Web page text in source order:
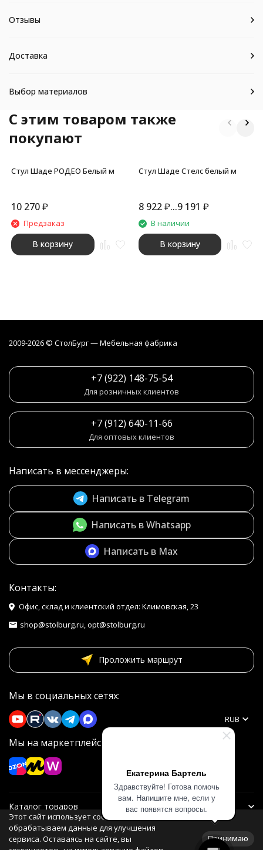
Екатерина Бартель
Здравствуйте! Готова помочь
вам. Напишите мне, если у
вас появятся вопросы.
Отзывы
Доставка
Выбор материалов
C этим товаром также
покупают
Стул Шаде РОДЕО Белый м
10 270₽
Предзаказ
В корзину
Стул Шаде Стелс белый м
8 922 ₽...9 191 ₽
В наличии
В корзину
2009-2026 © СтолБург — Мебeльная фабрика
+7 (922) 148-75-54
Для розничных клиентов
+7 (912) 640-11-66
Для оптовых клиентов
Написать в мессенджеры:
Написать в Telegram
Написать в Whatsapp
Написать в Max
Контакты:
Офис, склад и клиентский отдел: Климовская, 23
shop@stolburg.ru, opt@stolburg.ru
Проложить маршрут
Мы в социальных сетях:
Мы на маркетплейсах
RUB
Каталог товаров
Информация
Этот сайт использует cookie. Мы
обрабатываем данные для улучшения
сервиса. Оставаясь на сайте, вы
Принимаю